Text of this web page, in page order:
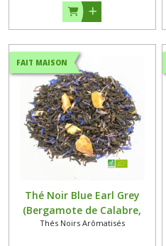
FAIT MAISON
Thé Noir Blue Earl Grey
(Bergamote de Calabre,
Fleurs de Bleuet) Bio 100
Thés Noirs Arômatisés